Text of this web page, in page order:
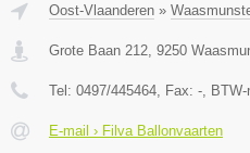
Oost-Vlaanderen »
Grote Baan 212 9250
Tel: 0497/445464 , Fax: - ,
E-mail › Filva Ballonvaarten